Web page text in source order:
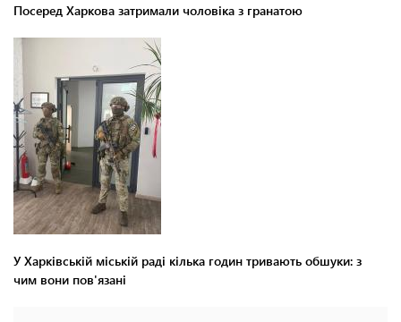
Посеред Харкова затримали чоловіка з гранатою
У Харківській міській раді кілька годин тривають обшуки: з
чим вони пов'язані